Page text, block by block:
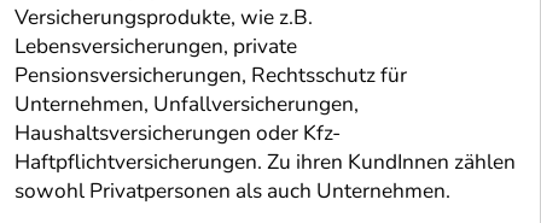
Versicherungsprodukte, wie z.B.
Lebensversicherungen, private
Pensionsversicherungen, Rechtsschutz für
Unternehmen, Unfallversicherungen,
Haushaltsversicherungen oder Kfz-
Haftpflichtversicherungen. Zu ihren KundInnen zählen
sowohl Privatpersonen als auch Unternehmen.